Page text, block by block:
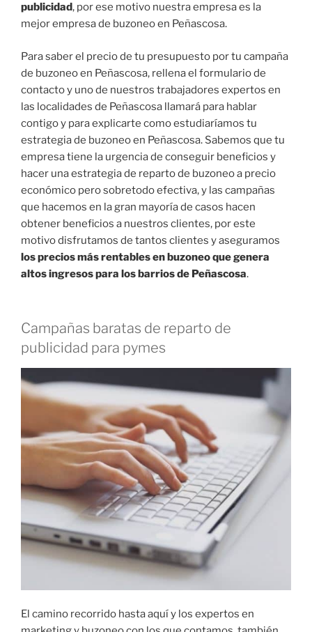
publicidad, por ese motivo nuestra empresa es la
mejor empresa de buzoneo en Peñascosa.
Para saber el precio de tu presupuesto por tu campaña
de buzoneo en Peñascosa, rellena el formulario de
contacto y uno de nuestros trabajadores expertos en
las localidades de Peñascosa llamará para hablar
contigo y para explicarte como estudiaríamos tu
estrategia de buzoneo en Peñascosa. Sabemos que tu
empresa tiene la urgencia de conseguir beneficios y
hacer una estrategia de reparto de buzoneo a precio
económico pero sobretodo efectiva, y las campañas
que hacemos en la gran mayoría de casos hacen
obtener beneficios a nuestros clientes, por este
motivo disfrutamos de tantos clientes y aseguramos
los precios más rentables en buzoneo que genera
altos ingresos para los barrios de Peñascosa.
Campañas baratas de reparto de
publicidad para pymes
El camino recorrido hasta aquí y los expertos en